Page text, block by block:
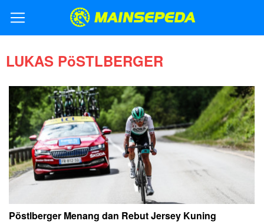
LUKAS PöSTLBERGER
Pöstlberger Menang dan Rebut Jersey Kuning